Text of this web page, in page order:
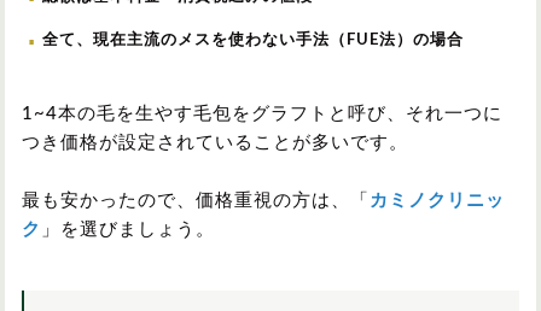
全て、現在主流のメスを使わない手法（FUE法）の場合
1~4本の毛を生やす毛包をグラフトと呼び、それ一つに
つき価格が設定されていることが多いです。
最も安かったので、価格重視の方は、「 カミノクリニッ
ク 」を選びましょう。